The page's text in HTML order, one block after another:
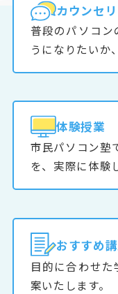
カウンセ
普段のパソコン
うになりたいか
体験授業
市民パソコン塾
を、実際に体験
おすすめ
目的に合わせ
案いたします。